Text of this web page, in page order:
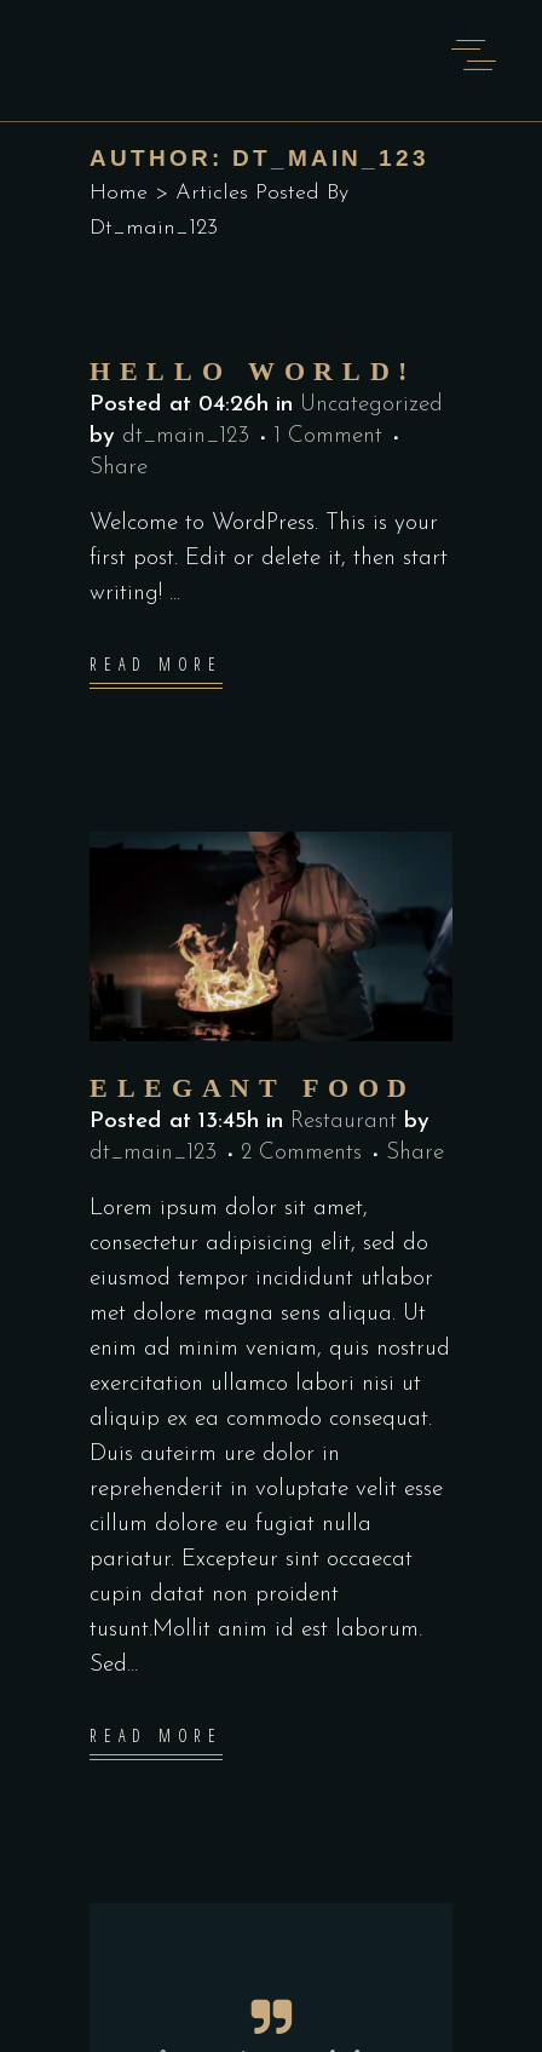
AUTHOR: DT_MAIN_123
Home > Articles Posted By
Dt_main_123
HELLO WORLD!
Posted at 04:26h in Uncategorized
by dt_main_123
1 Comment
Share
Welcome to WordPress. This is your
first post. Edit or delete it, then start
writing! ...
READ MORE
ELEGANT FOOD
Posted at 13:45h in Restaurant by
dt_main_123
2 Comments Share
Lorem ipsum dolor sit amet,
consectetur adipisicing elit, sed do
eiusmod tempor incididunt utlabor
met dolore magna sens aliqua. Ut
enim ad minim veniam, quis nostrud
exercitation ullamco labori nisi ut
aliquip ex ea commodo consequat.
Duis auteirm ure dolor in
reprehenderit in voluptate velit esse
cillum dolore eu fugiat nulla
pariatur. Excepteur sint occaecat
cupin datat non proident
tusunt.Mollit anim id est laborum.
Sed...
READ MORE